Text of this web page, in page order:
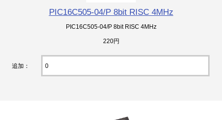
PIC16C505-04/P 8bit RISC 4MHz
PIC16C505-04/P 8bit RISC 4MHz
220円
追加：